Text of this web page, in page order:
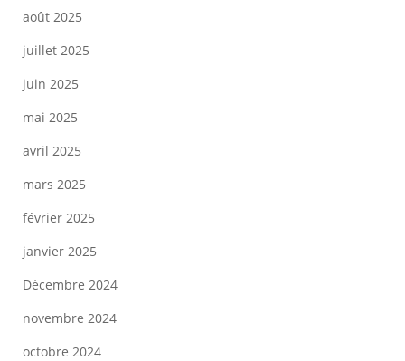
août 2025
juillet 2025
juin 2025
mai 2025
avril 2025
mars 2025
février 2025
janvier 2025
Décembre 2024
novembre 2024
octobre 2024